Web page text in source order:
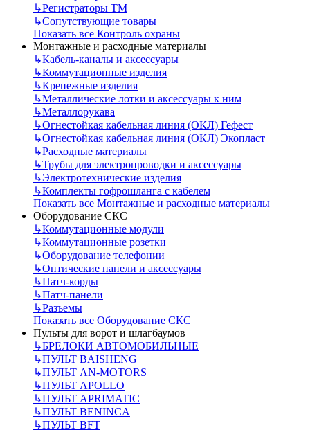
↳Регистраторы ТМ
↳Сопутствующие товары
Показать все Контроль охраны
Монтажные и расходные материалы
↳Кабель-каналы и аксессуары
↳Коммутационные изделия
↳Крепежные изделия
↳Металлические лотки и аксессуары к ним
↳Металлорукава
↳Огнестойкая кабельная линия (ОКЛ) Гефест
↳Огнестойкая кабельная линия (ОКЛ) Экопласт
↳Расходные материалы
↳Трубы для электропроводки и аксессуары
↳Электротехнические изделия
↳Комплекты гофрошланга с кабелем
Показать все Монтажные и расходные материалы
Оборудование СКС
↳Коммутационные модули
↳Коммутационные розетки
↳Оборудование телефонии
↳Оптические панели и аксессуары
↳Патч-корды
↳Патч-панели
↳Разъемы
Показать все Оборудование СКС
Пульты для ворот и шлагбаумов
↳БРЕЛОКИ АВТОМОБИЛЬНЫЕ
↳ПУЛЬТ BAISHENG
↳ПУЛЬТ AN-MOTORS
↳ПУЛЬТ APOLLO
↳ПУЛЬТ APRIMATIC
↳ПУЛЬТ BENINCA
↳ПУЛЬТ BFT